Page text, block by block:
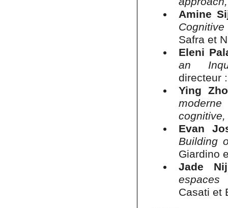
Amine
Safra et
Eleni
an
directeur
Ying
Evan
Building
Giardino
Jade
espaces
Casati et